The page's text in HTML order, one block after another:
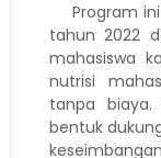
Program
tahun 2022
mahasiswa
nutrisi
tanpa
bentuk